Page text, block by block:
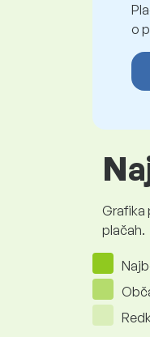
o
Grafika
plačah.